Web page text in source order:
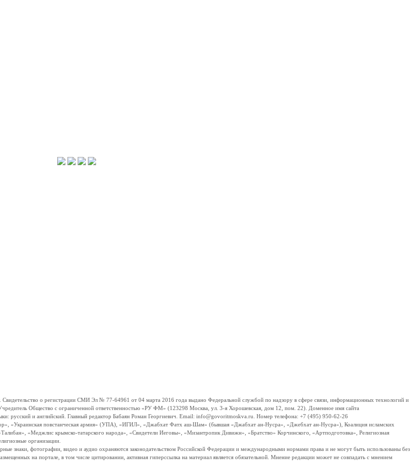
о регистрации СМИ Эл № 77-64961 от 04 марта 2016 года выдано Федеральной службой по надзору в сфере связи, информационных технологий и
Общество с ограниченной ответственностью «РУ ФМ» (123298 Москва, ул. 3-я Хорошевская, дом 12, пом. 22). Доменное имя сайта
русский и английский. Главный редактор Бабаян Роман Георгиевич. Email: info@govoritmoskva.ru. Номер телефона: +7 (495) 950-62-26
«Украинская повстанческая армия» (УПА), «ИГИЛ», «Джабхат Фатх аш-Шам» (бывшая «Джабхат ан-Нусра», «Джебхат ан-Нусра»), Коалиция исламских
«Меджлис крымско-татарского народа», «Свидетели Иеговы», «Мизантропик Дивижн», «Братство» Корчинского, «Артподготовка», Религиозная
организации.
знаки, фотографии, видео и аудио охраняются законодательством Российской Федерации и международными нормами права и не могут быть использованы без
на портале, в том числе цитировании, активная гиперссылка на материал является обязательной. Мнение редакции может не совпадать с мнением